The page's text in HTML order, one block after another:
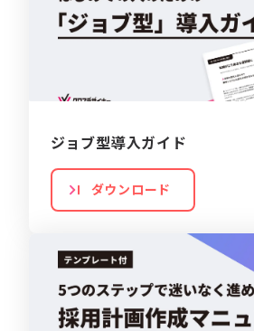
ジョブ型導入ガイド
ダウンロード